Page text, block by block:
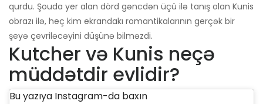
qurdu. Şouda yer alan dörd gəncdən üçü ilə tanış olan Kunis
obrazı ilə, heç kim ekrandakı romantikalarının gerçək bir
şeyə çevriləcəyini düşünə bilməzdi.
Kutcher və Kunis neçə
müddətdir evlidir?
Bu yazıya Instagram-da baxın